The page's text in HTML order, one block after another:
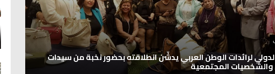
اخبار العرب
اغنيتين وطنيتين جميلتين للفنان المايسترو ابراهيم بركات